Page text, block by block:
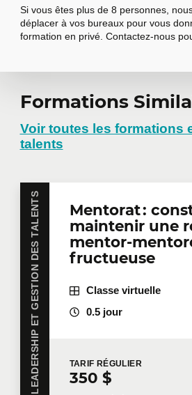
Si vous êtes plus de 8 personnes,
déplacer à vos bureaux pour vous
formation en privé. Contactez-nous
Demander
formation
Vous avez plusieurs employés
même formation? Que ce soit en
vos bureaux ou à distance en
offrons des formations privées
besoins de votre équipe. Des
disponibles.
demandez une soumission en
Prénom
Nom
Formations
Voir toutes les formations
talents
LEADERSHIP ET GESTION DES TALENTS
Mentorat :
maintenir une
mentor-
fructueuse
Classe virtuelle
0.5 jour
TARIF RÉGULIER
350 $